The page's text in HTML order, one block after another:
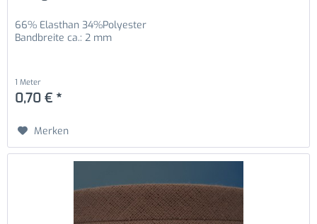
66% Elasthan 34%Polyester
Bandbreite ca.: 2 mm
1 Meter
0,70 € *
Merken